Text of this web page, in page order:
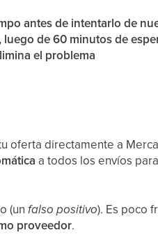
antes de intentarlo de
de 60 minutos de
el problema
oferta directamente a
a todos los envíos
(unfalso positivo). Es poco
proveedor.